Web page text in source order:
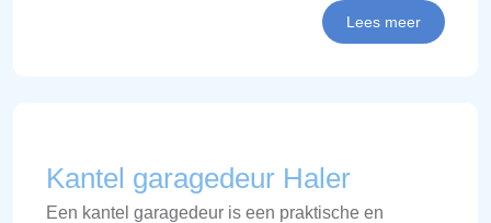
Lees meer
Kantel garagedeur Haler
Een kantel garagedeur is een praktische en